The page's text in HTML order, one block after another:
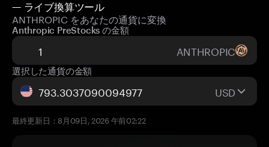
— ライブ換算ツール
ANTHROPIC をあなたの通貨に変換
Anthropic PreStocks の金額
ANTHROPIC
選択した通貨の金額
USD
最終更新日：8月09日, 2026 午前02:22